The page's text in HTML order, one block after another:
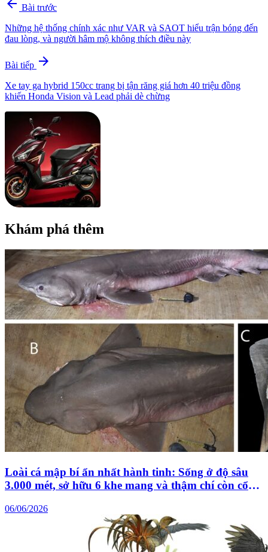
Bài trước
Những hệ thống chính xác như VAR và SAOT hiểu trận bóng đến
đau lòng, và người hâm mộ không thích điều này
Bài tiếp arrow_forward
Xe tay ga hybrid 150cc trang bị tận răng giá hơn 40 triệu đồng
khiến Honda Vision và Lead phải dè chừng
Khám phá thêm
Loài cá mập bí ẩn nhất hành tinh: Sống ở độ sâu
3.000 mét, sở hữu 6 khe mang và thậm chí còn cổ
06/06/2026